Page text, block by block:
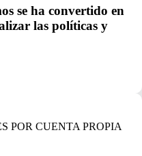
se ha convertido en
las políticas y
POR CUENTA PROPIA